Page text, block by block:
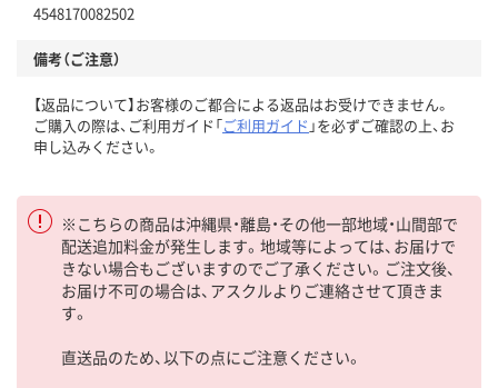
4548170082502
備考（ご注意）
【返品について】お客様のご都合による返品はお受けできません。
ご購入の際は、ご利用ガイド「ご利用ガイド 」を必ずご確認の上、お
申し込みください。
※こちらの商品は沖縄県・離島・その他一部地域・山間部で
配送追加料金が発生します。地域等によっては、お届けで
きない場合もございますのでご了承ください。ご注文後、
お届け不可の場合は、アスクルよりご連絡させて頂きま
す。
直送品のため、以下の点にご注意ください。